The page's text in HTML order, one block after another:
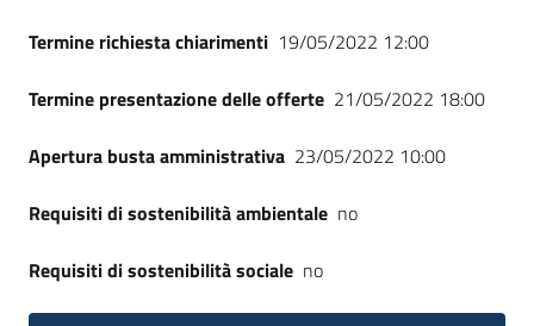
Termine richiesta chiarimenti 19/05/2022 12:00
Termine presentazione delle offerte 21/05/2022 18:00
Apertura busta amministrativa 23/05/2022 10:00
Requisiti di sostenibilità ambientale no
Requisiti di sostenibilità sociale no